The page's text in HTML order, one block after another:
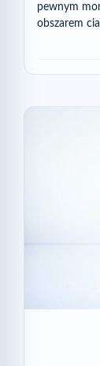
pewnym
obszarem